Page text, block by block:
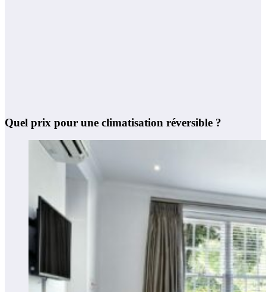
Quel prix pour une climatisation réversible ?